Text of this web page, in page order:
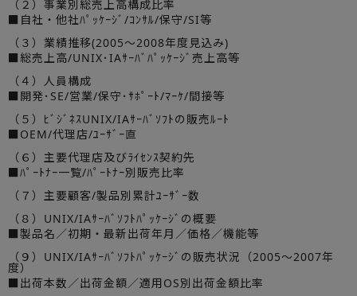
（２）事業別総売上高構成比率
■自社・他社ﾊﾟｯｹｰｼﾞ/ｺﾝｻﾙ/保守/SI等
（３）業績推移(2005～2008年度見込み)
■総売上高/UNIX･IAｻｰﾊﾞﾊﾟｯｹｰｼﾞ売上高等
（４）人員構成
■開発･SE/営業/保守･ｻﾎﾟｰﾄ/ﾏｰｹ/間接等
（５）ﾋﾞｼﾞﾈｽUNIX/IAｻｰﾊﾞｿﾌﾄの販売ﾙｰﾄ
■OEM/代理店/ﾕｰｻﾞｰ直
（６）主要代理店及びﾗｲｾﾝｽ契約先
■ﾊﾟｰﾄﾅｰ一覧/ﾊﾟｰﾄﾅｰ別販売比率
（７）主要顧客/製品別累計ﾕｰｻﾞｰ数
（８）UNIX/IAｻｰﾊﾞｿﾌﾄﾊﾟｯｹｰｼﾞの概要
■製品名／初期・最新出荷年月／価格／機能等
（９）UNIX/IAｻｰﾊﾞｿﾌﾄﾊﾟｯｹｰｼﾞの販売状況（2005～2007年
度）
■出荷本数／出荷金額／適用OS別出荷金額比率